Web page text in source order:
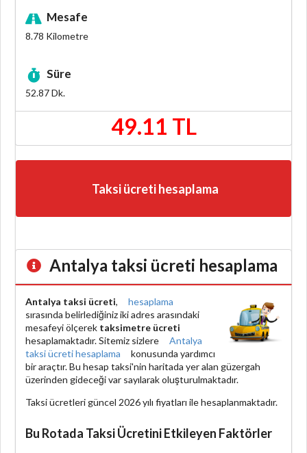
Mesafe
8.78 Kilometre
Süre
52.87Dk.
49.11 TL
Taksi ücreti hesaplama
Antalya taksi ücreti hesaplama
Antalya taksi ücreti,
hesaplama
sırasında belirlediğiniz iki adres arasındaki
mesafeyi ölçerek taksimetre ücreti
hesaplamaktadır. Sitemiz sizlere
Antalya
taksi ücreti hesaplama
konusunda yardımcı
bir araçtır. Bu hesap taksi'nin haritada yer alan güzergah
üzerinden gideceği var sayılarak oluşturulmaktadır.
Taksi ücretleri güncel 2026 yılı fiyatları ile hesaplanmaktadır.
Bu Rotada Taksi Ücretini Etkileyen Faktörler